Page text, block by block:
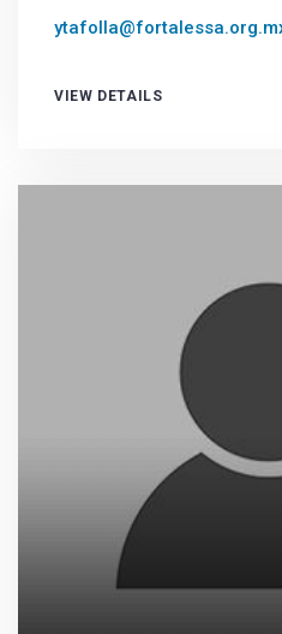
VIEW DETAILS